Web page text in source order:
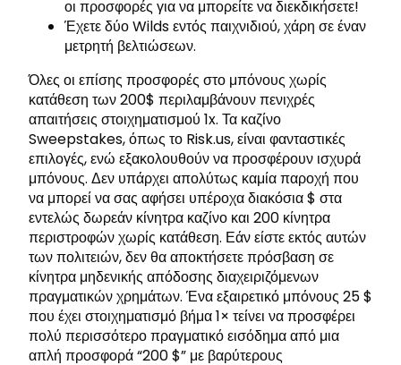
οι προσφορές για να μπορείτε να διεκδικήσετε!
Έχετε δύο Wilds εντός παιχνιδιού, χάρη σε έναν
μετρητή βελτιώσεων.
Όλες οι επίσης προσφορές στο μπόνους χωρίς
κατάθεση των 200$ περιλαμβάνουν πενιχρές
απαιτήσεις στοιχηματισμού 1x. Τα καζίνο
Sweepstakes, όπως το Risk.us, είναι φανταστικές
επιλογές, ενώ εξακολουθούν να προσφέρουν ισχυρά
μπόνους. Δεν υπάρχει απολύτως καμία παροχή που
να μπορεί να σας αφήσει υπέροχα διακόσια $ στα
εντελώς δωρεάν κίνητρα καζίνο και 200 ​​κίνητρα
περιστροφών χωρίς κατάθεση. Εάν είστε εκτός αυτών
των πολιτειών, δεν θα αποκτήσετε πρόσβαση σε
κίνητρα μηδενικής απόδοσης διαχειριζόμενων
πραγματικών χρημάτων. Ένα εξαιρετικό μπόνους 25 $
που έχει στοιχηματισμό βήμα 1× τείνει να προσφέρει
πολύ περισσότερο πραγματικό εισόδημα από μια
απλή προσφορά “200 $” με βαρύτερους